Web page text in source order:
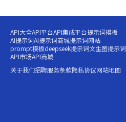
API大全API平台API集成平台提示词模板
AI提示词AI提示词商城提示词网站
prompt模板deepseek提示词文生图提示词
API市场API商城
关于我们招聘服务条款隐私协议网站地图